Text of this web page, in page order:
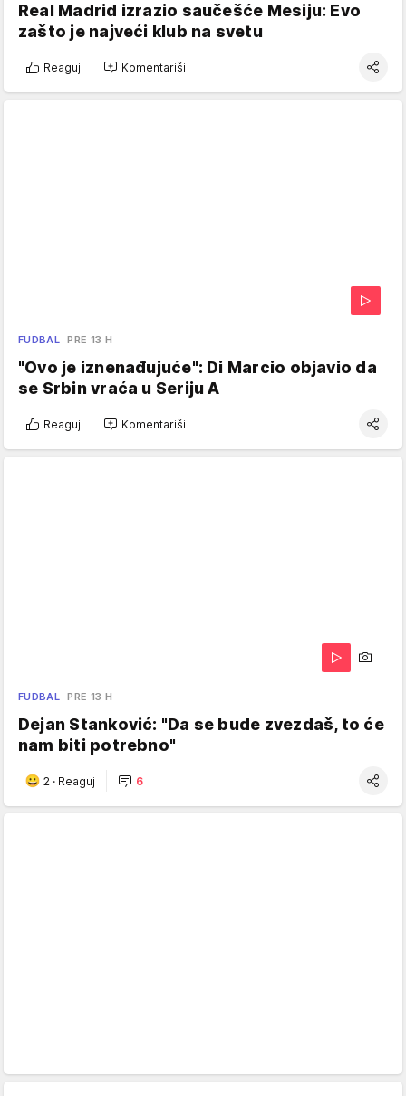
Real Madrid izrazio saučešće Mesiju: Evo
zašto je najveći klub na svetu
Reaguj Komentariši
FUDBAL PRE 13 H
"Ovo je iznenađujuće": Di Marcio objavio da
se Srbin vraća u Seriju A
Reaguj Komentariši
FUDBAL PRE 13 H
Dejan Stanković: "Da se bude zvezdaš, to će
nam biti potrebno"
2 · Reaguj 6